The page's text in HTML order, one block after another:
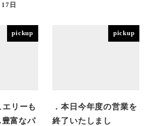
日
pickup
リーも
富なパ
pickup
．本日今年度の営業を
終了いたしまし